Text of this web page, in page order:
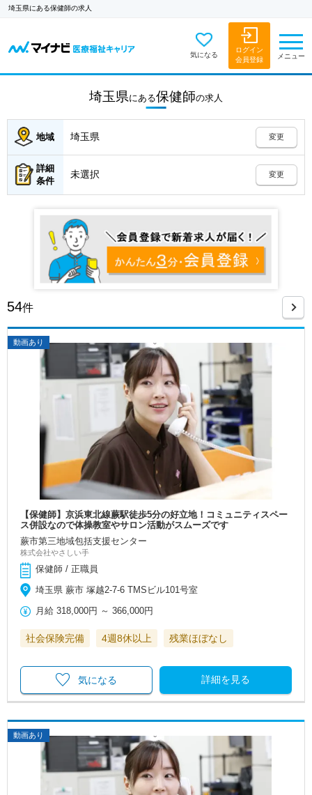
埼玉県にある保健師の求人
気になる
ログイン
会員登録
メニュー
埼玉県にある保健師の求人
地域 埼玉県 変更
詳細
条件
未選択 変更
54件
動画あり
【保健師】京浜東北線蕨駅徒歩5分の好立地！コミュニティスペー
ス併設なので体操教室やサロン活動がスムーズです
蕨市第三地域包括支援センター
株式会社やさしい手
保健師 / 正職員
埼玉県 蕨市 塚越2-7-6 TMSビル101号室
月給 318,000円 ～366,000円
社会保険完備 4週8休以上 残業ほぼなし
詳細を見る
気になる
動画あり